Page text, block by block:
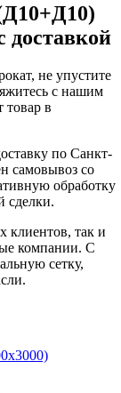
доставкой
не упустите
с нашим
товар в
по Санкт-
самовывоз со
обработку
сделки.
клиентов, так и
компании. С
сетку,